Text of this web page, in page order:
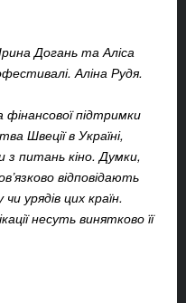
Догань та Аліса
Аліна Рудя.
підтримки
Швеції в Україні,
з питань кіно. Думки,
відповідають
урядів цих країн.
несуть винятково її